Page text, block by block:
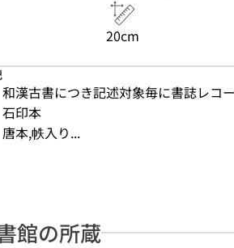
20cm
和漢古書につき記述対象毎に書誌レコ
石印本
唐本,帙入り...
館の所蔵